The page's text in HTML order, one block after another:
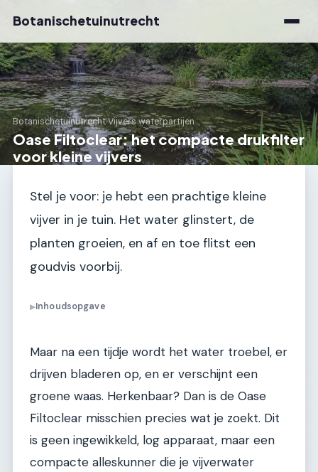
Botanischetuinutrecht
Botanischetuinutrecht›Vijvers waterpartijen
Oase Filtoclear: het compacte drukfilter
voor kleine vijvers
Stel je voor: je hebt een prachtige kleine
vijver in je tuin. Het water glinstert, de
planten groeien, en af en toe flitst een
goudvis voorbij.
▶Inhoudsopgave
Maar na een tijdje wordt het water troebel, er
drijven bladeren op, en er verschijnt een
groene waas. Herkenbaar? Dan is de Oase
Filtoclear misschien precies wat je zoekt. Dit
is geen ingewikkeld, log apparaat, maar een
compacte alleskunner die je vijverwater